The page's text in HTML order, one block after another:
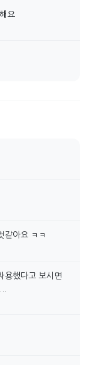
요
같아요 ㅋㅋ
용했다고 보시면